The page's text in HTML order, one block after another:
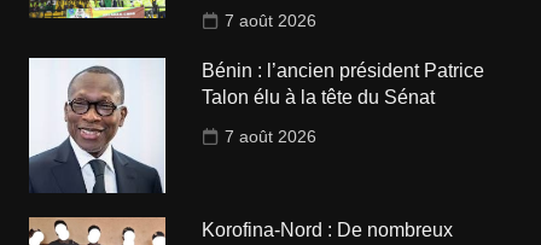
7 août 2026
Bénin : l’ancien président Patrice
Talon élu à la tête du Sénat
7 août 2026
Korofina-Nord : De nombreux